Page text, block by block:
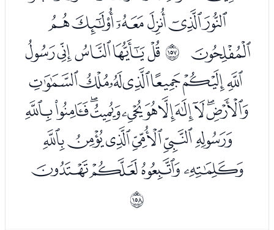
ﮙﮚﮛﮜﮝﮞ
ﮟ ﲜﮡﮢﮣﮤﮥ
ﮦﮧﮨﮩﮪﮫﮬ
ﮭﮮﮯﮰﮱﯓﯔﯕﯖﯗﯘ
ﯙﯚﯛﯜﯝﯞ
ﯟﯠﯡﯢ
ﲝ